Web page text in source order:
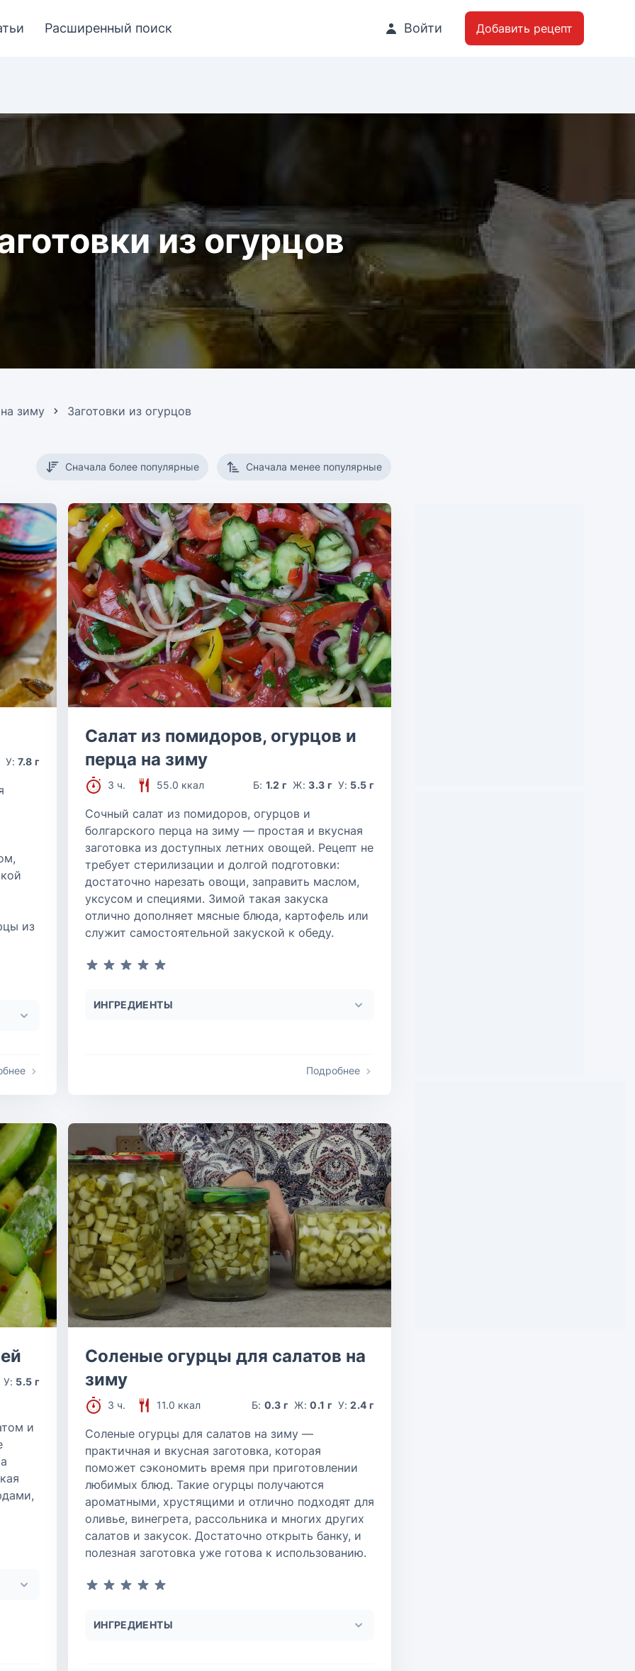
Расширенный поиск Войти Добавить рецепт
из огурцов
зиму Заготовки из огурцов
Сначала более популярные Сначала менее популярные
У:7.8 г
из
Салат из помидоров, огурцов и
перца на зиму
3 ч. 55.0 ккал Б: 1.2 г Ж:3.3 г У: 5.5 г
Сочный салат из помидоров, огурцов и
болгарского перца на зиму — простая и вкусная
заготовка из доступных летних овощей. Рецепт не
требует стерилизации и долгой подготовки:
достаточно нарезать овощи, заправить маслом,
уксусом и специями. Зимой такая закуска
отлично дополняет мясные блюда, картофель или
служит самостоятельной закуской к обеду.
ИНГРЕДИЕНТЫ
Подробнее
У: 5.5 г
и
Соленые огурцы для салатов на
зиму
3 ч. 11.0 ккал Б: 0.3 г Ж:0.1 г У:2.4 г
Соленые огурцы для салатов на зиму —
практичная и вкусная заготовка, которая
поможет сэкономить время при приготовлении
любимых блюд. Такие огурцы получаются
ароматными, хрустящими и отлично подходят для
оливье, винегрета, рассольника и многих других
салатов и закусок. Достаточно открыть банку, и
полезная заготовка уже готова к использованию.
ИНГРЕДИЕНТЫ